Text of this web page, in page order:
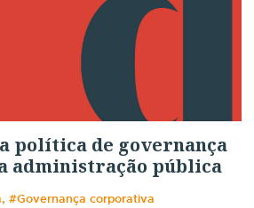
política de governança
administração pública
#Governança corporativa